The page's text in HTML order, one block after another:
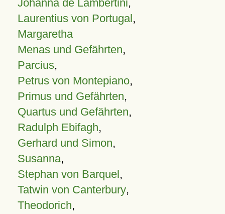
Johanna de Lambertini,
Laurentius von Portugal,
Margaretha
Menas und Gefährten,
Parcius,
Petrus von Montepiano,
Primus und Gefährten,
Quartus und Gefährten,
Radulph Ebifagh,
Gerhard und Simon,
Susanna,
Stephan von Barquel,
Tatwin von Canterbury,
Theodorich,